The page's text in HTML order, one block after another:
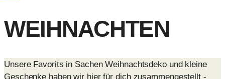
WEIHNACHTEN
Unsere Favorits in Sachen Weihnachtsdeko und kleine
Geschenke haben wir hier für dich zusammengestellt -